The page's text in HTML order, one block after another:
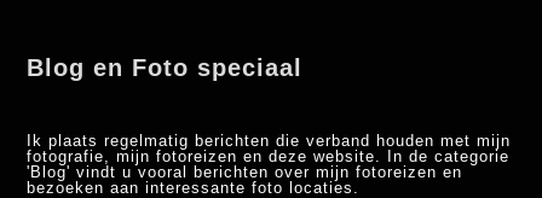
Blog en Foto speciaal
Ik plaats regelmatig berichten die verband houden met mijn
fotografie, mijn fotoreizen en deze website. In de categorie
'Blog' vindt u vooral berichten over mijn fotoreizen en
bezoeken aan interessante foto locaties.